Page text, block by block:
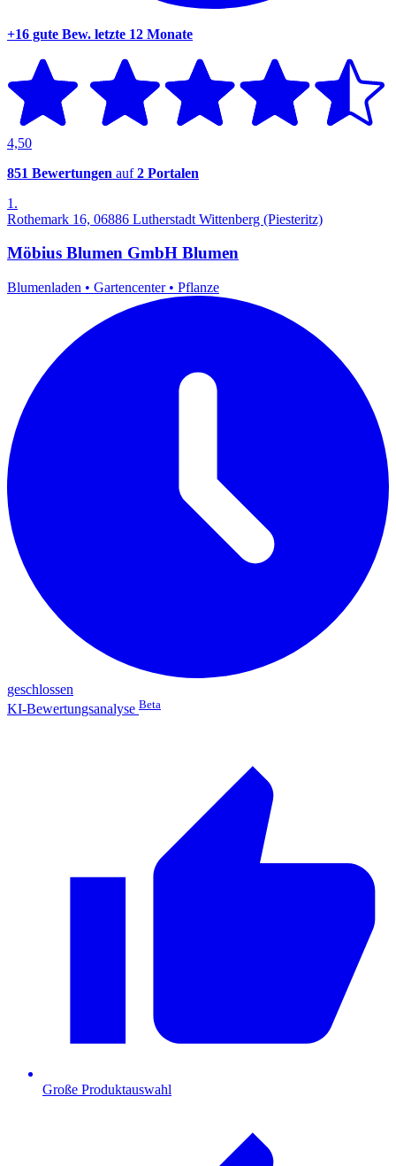
+16 gute Bew. letzte 12 Monate
4,50
851 Bewertungen auf2 Portalen
1.
Rothemark 16, 06886 Lutherstadt Wittenberg (Piesteritz)
Möbius Blumen GmbH Blumen
Blumenladen • Gartencenter • Pflanze
geschlossen
KI-Bewertungsanalyse Beta
Große Produktauswahl